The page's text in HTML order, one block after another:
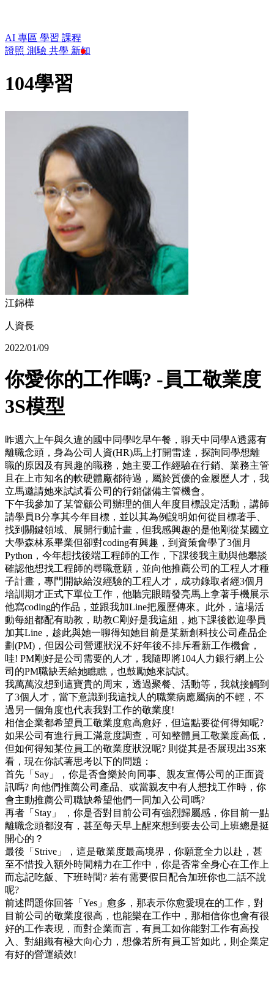
AI 專區 學習 課程
證照 測驗 共學 新知
104學習
江錦樺
人資長
2022/01/09
你愛你的工作嗎? -員工敬業度
3S模型
昨週六上午與久違的國中同學吃早午餐，聊天中同學A透露有
離職念頭，身為公司人資(HR)馬上打開雷達，探詢同學想離
職的原因及有興趣的職務，她主要工作經驗在行銷、業務主管
且在上市知名的軟硬體廠都待過，屬於質優的金履歷人才，我
立馬邀請她來試試看公司的行銷儲備主管機會。
下午我參加了某管顧公司辦理的個人年度目標設定活動，講師
請學員B分享其今年目標，並以其為例說明如何從目標著手、
找到關鍵領域、展開行動計畫，但我感興趣的是他剛從某國立
大學森林系畢業但卻對coding有興趣，到資策會學了3個月
Python，今年想找後端工程師的工作，下課後我主動與他攀談
確認他想找工程師的尋職意願，並向他推薦公司的工程人才種
子計畫，專門開缺給沒經驗的工程人才，成功錄取者經3個月
培訓期才正式下單位工作，他聽完眼睛發亮馬上拿著手機展示
他寫coding的作品，並跟我加Line把履歷傳來。此外，這場活
動每組都配有助教，助教C剛好是我這組，她下課後歡迎學員
加其Line，趁此與她一聊得知她目前是某新創科技公司產品企
劃(PM)，但因公司營運狀況不好年後不排斥看新工作機會，
哇! PM剛好是公司需要的人才，我隨即將104人力銀行網上公
司的PM職缺丟給她瞧瞧，也鼓勵她來試試。
我萬萬沒想到這寶貴的周末，透過聚餐、活動等，我就接觸到
了3個人才，當下意識到我這找人的職業病應屬病的不輕，不
過另一個角度也代表我對工作的敬業度!
相信企業都希望員工敬業度愈高愈好，但這點要從何得知呢?
如果公司有進行員工滿意度調查，可知整體員工敬業度高低，
但如何得知某位員工的敬業度狀況呢? 則從其是否展現出3S來
看，現在你試著思考以下的問題：
首先「Say」，你是否會樂於向同事、親友宣傳公司的正面資
訊嗎? 向他們推薦公司產品、或當親友中有人想找工作時，你
會主動推薦公司職缺希望他們一同加入公司嗎?
再者「Stay」 ，你是否對目前公司有強烈歸屬感，你目前一點
離職念頭都沒有，甚至每天早上醒來想到要去公司上班總是挺
開心的？
最後「Strive」，這是敬業度最高境界，你願意全力以赴，甚
至不惜投入額外時間精力在工作中，你是否常全身心在工作上
而忘記吃飯、下班時間? 若有需要假日配合加班你也二話不說
呢?
前述問題你回答「Yes」愈多，那表示你愈愛現在的工作，對
目前公司的敬業度很高，也能樂在工作中，那相信你也會有很
好的工作表現，而對企業而言，有員工如你能對工作有高投
入、對組織有極大向心力，想像若所有員工皆如此，則企業定
有好的營運績效!